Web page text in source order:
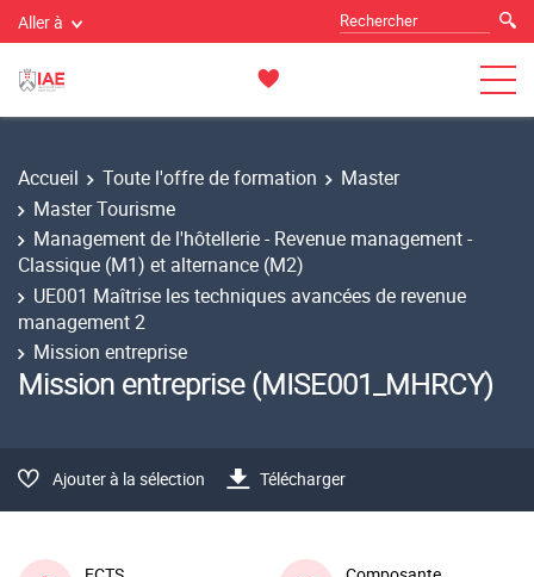
Aller à
Accueil Toute l'offre de formation
Master
Master Tourisme
Management de l'hôtellerie - Revenue management -
Classique (M1) et alternance (M2)
UE001 Maîtrise les techniques avancées de revenue
management 2
Mission entreprise
Mission entreprise (MISE001_MHRCY)
Ajouter à la sélection Télécharger